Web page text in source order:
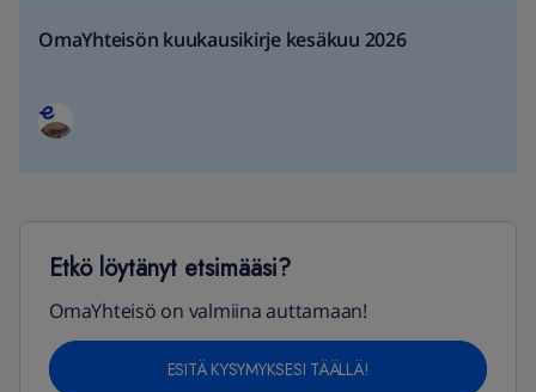
OmaYhteisön kuukausikirje kesäkuu 2026
Etkö löytänyt etsimääsi?
OmaYhteisö on valmiina auttamaan!
ESITÄ KYSYMYKSESI TÄÄLLÄ!